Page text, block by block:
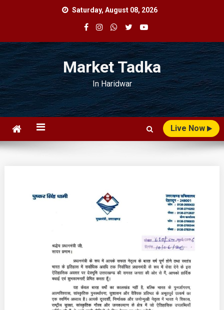
Saturday, August 08, 2026
Market Tadka
In Haridwar
Live Now